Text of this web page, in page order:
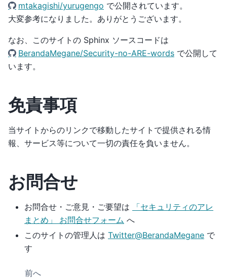
mtakagishi/yurugengo で公開されています。
大変参考になりました。ありがとうございます。
なお、このサイトの Sphinx ソースコードは
BerandaMegane/Security-no-ARE-words で公開して
います。
免責事項
当サイトからのリンクで移動したサイトで提供される情
報、サービス等について一切の責任を負いません。
お問合せ
お問合せ・ご意見・ご要望は
「セキュリティのアレ
まとめ」 お問合せフォーム へ
このサイトの管理人は Twitter@BerandaMegane で
す
前へ